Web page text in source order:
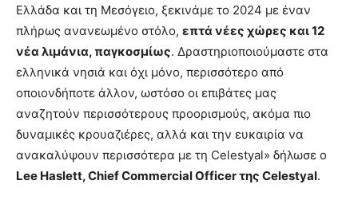
Ελλάδα και τη Μεσόγειο, ξεκινάμε το 2024 με έναν
πλήρως ανανεωμένο στόλο, επτά νέες χώρες και 12
νέα λιμάνια, παγκοσμίως. Δραστηριοποιούμαστε στα
ελληνικά νησιά και όχι μόνο, περισσότερο από
οποιονδήποτε άλλον, ωστόσο οι επιβάτες μας
αναζητούν περισσότερους προορισμούς, ακόμα πιο
δυναμικές κρουαζιέρες, αλλά και την ευκαιρία να
ανακαλύψουν περισσότερα με τη Celestyal» δήλωσε ο
Lee Haslett,ChiefCommercialOfficerτης Celestyal.